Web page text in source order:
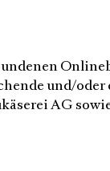
und/
AG